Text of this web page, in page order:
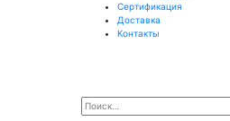
Сертификация
Доставка
Контакты